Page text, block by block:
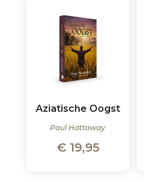
Aziatische Oogst
Paul Hattaway
€19,95